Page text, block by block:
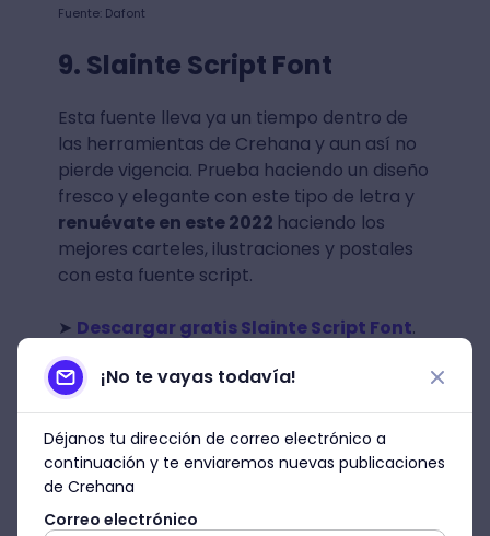
Fuente: Dafont
9. Slainte Script Font
Esta fuente lleva ya un tiempo dentro de
las herramientas de Crehana y aun así no
pierde vigencia. Prueba haciendo un diseño
fresco y elegante con este tipo de letra y
renuévate en este 2022 haciendo los
mejores carteles, ilustraciones y postales
con esta fuente script.
➤ Descargar gratis Slainte Script Font.
¡No te vayas todavía!
Déjanos tu dirección de correo electrónico a
continuación y te enviaremos nuevas publicaciones
de Crehana
Correo electrónico